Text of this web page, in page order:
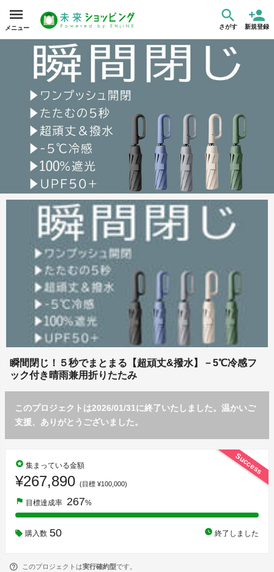
メニュー さがす 新規登録
瞬間閉じ！５秒でまとまる【超頑丈&撥水】－5℃冷感フ
ック付き晴雨兼用折りたたみ
このプロジェクトは2026/01/31に終了いたしました。温かいご
支援、ありがとうございました。
Success
stars 集まっている金額
¥267,890 (目標 ¥100,000)
flag 目標達成率 267%
購入数 50 watch_later 終了しました
このプロジェクトは実行確約型です。